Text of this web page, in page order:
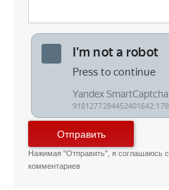
Отправить
Нажимая "Отправить", я соглашаюсь с
комментариев